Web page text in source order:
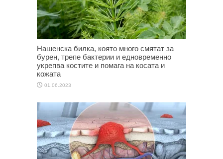
Нашенска билка, която много смятат за
бурен, трепе бактерии и едновременно
укрепва костите и помага на косата и
кожата
01.06.2023